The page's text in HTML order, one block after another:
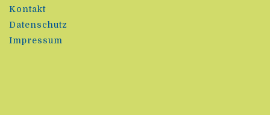
Kontakt
Datenschutz
Impressum